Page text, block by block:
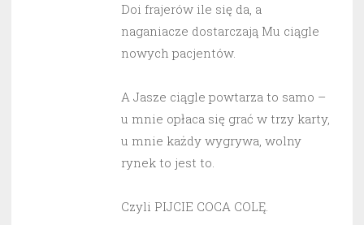
Doi frajerów ile się da, a
naganiacze dostarczają Mu ciągle
nowych pacjentów.
A Jasze ciągle powtarza to samo –
u mnie opłaca się grać w trzy karty,
u mnie każdy wygrywa, wolny
rynek to jest to.
Czyli PIJCIE COCA COLĘ.